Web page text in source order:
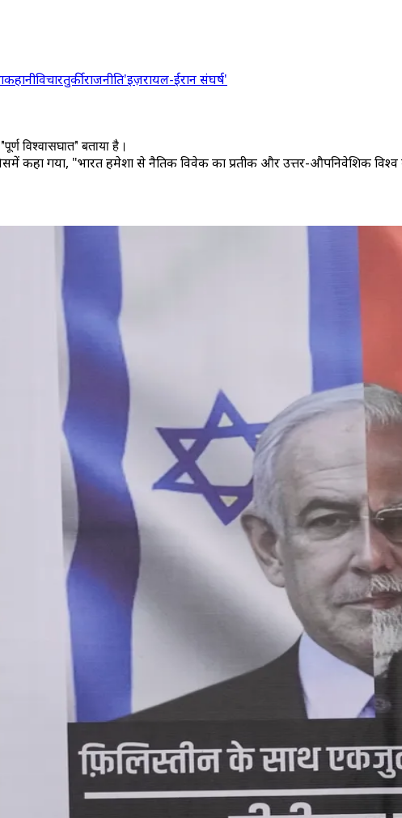
कहानीविचारतुर्कीराजनीति'इज़रायल-ईरान संघर्ष'
विश्वासघात" बताया है।
जिसमें कहा गया, "भारत हमेशा से नैतिक विवेक का प्रतीक और उत्तर-औपनिवेशिक